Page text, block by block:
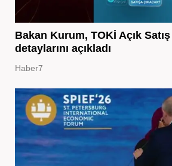
Bakan Kurum, TOKİ Açık
detaylarını açıkladı
Haber7